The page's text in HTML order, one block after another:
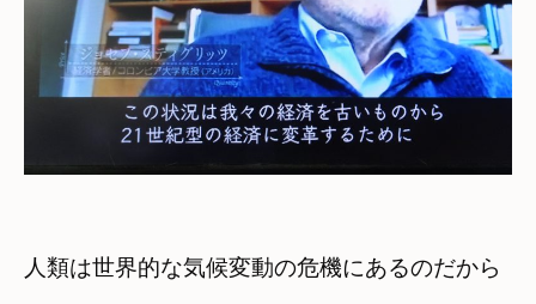
人類は世界的な気候変動の危機にあるのだから